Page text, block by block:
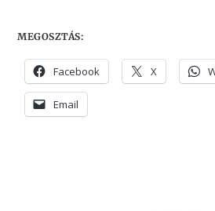
MEGOSZTÁS:
Facebook X
Email